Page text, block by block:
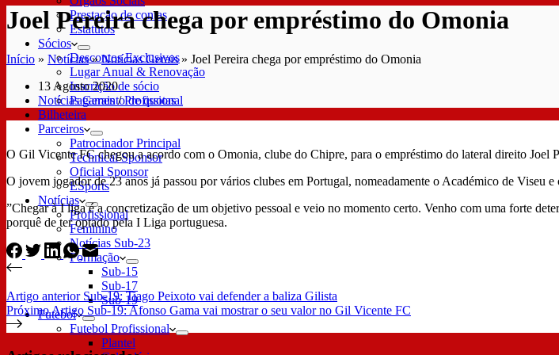
Prestação de contas
Estatutos
Sócios
Descontos Exclusivos
Lugar Anual & Renovação
Inscrição de sócio
Pagamento de quotas
Bilheteira
Parceiros
Patrocinador Principal
Technical Sponsor
Oficial Sponsor
ESports
Notícias
Profissional
Feminino
Notícias Sub-23
Formação
Sub-15
Sub-17
Sub-19
Futebol
Futebol Profissional
Plantel
Joel Pereira chega por empréstimo do Omonia
Início » Notícias»Notícias Gerais» Joel Pereira chega por empréstimo do Omonia
13 Agosto 2020
Notícias Gerais/Profissional
O Gil Vicente FC chegou a acordo com o Omonia, clube do Chipre, para o empréstimo do lateral direito Joel
O jovem jogador de 23 anos já passou por vários clubes em Portugal, nomeadamente o Académico de Viseu
”Chegar à I liga é a concretização de um objetivo pessoal e veio no momento certo. Venho com uma forte
porquê de ter optado pela I Liga portuguesa.
Artigo anterior Sub-19: Tiago Peixoto vai defender a baliza Gilista
PróximoArtigo Sub-19: Afonso Gama vai mostrar o seu valor no Gil Vicente FC